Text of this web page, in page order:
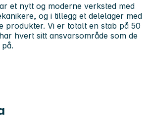
et nytt og moderne verksted med
og i tillegg et delelager med
produkter. Vi er totalt en stab på 50
hvert sitt ansvarsområde som de